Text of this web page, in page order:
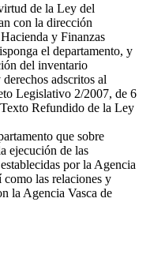
de la Ley del
con la dirección
y Finanzas
el departamento, y
del inventario
adscritos al
Legislativo 2/2007, de 6
Refundido de la Ley
que sobre
ejecución de las
por la Agencia
como las relaciones y
la Agencia Vasca de